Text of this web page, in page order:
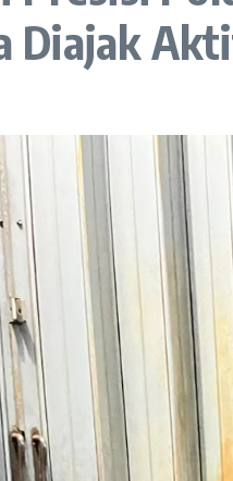
Diajak